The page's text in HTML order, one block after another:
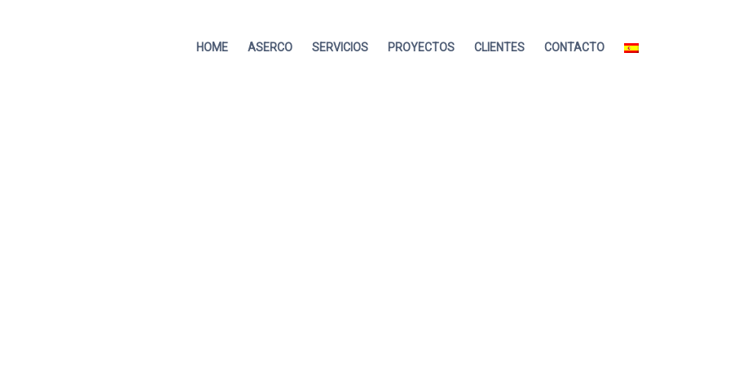
HOME ASERCO SERVICIOS PROYECTOS CLIENTES CONTACTO